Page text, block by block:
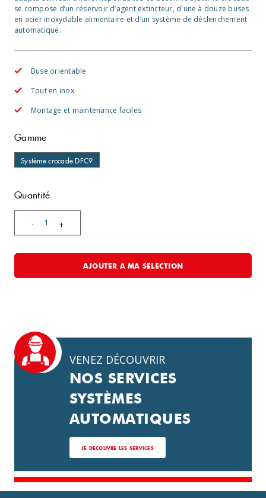
se compose d’un réservoir d’agent extincteur, d'une à douze buses
en acier inoxydable alimentaire et d’un système de déclenchement
automatique.
Buse orientable
Tout en inox
Montage et maintenance faciles
Gamme
Système crocade DFC9
Quantité
1 +
AJOUTER A MA SELECTION
VENEZ DÉCOUVRIR
NOS SERVICES
SYSTÈMES
AUTOMATIQUES
JE DÉCOUVRE LES SERVICES